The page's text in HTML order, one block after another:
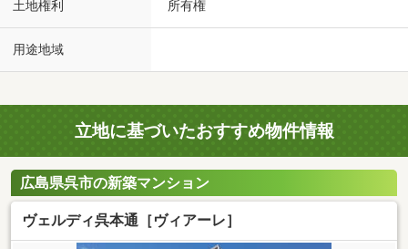
土地権利 所有権
用途地域
立地に基づいたおすすめ物件情報
広島県呉市の新築マンション
ヴェルディ呉本通［ヴィアーレ］